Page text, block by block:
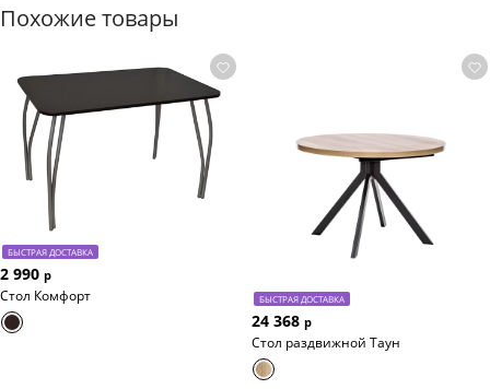
Похожие товары
БЫСТРАЯ ДОСТАВКА
2 990 р
Стол Комфорт БЫСТРАЯ ДОСТАВКА
24 368 р
Стол раздвижной Таун